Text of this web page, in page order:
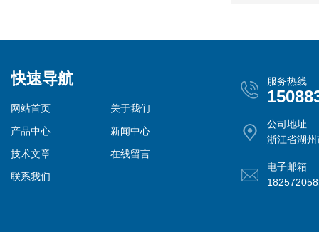
快速导航
网站首页
关于我们
产品中心
新闻中心
技术文章
在线留言
联系我们
服务热线
公司地址
浙江省湖
电子邮箱